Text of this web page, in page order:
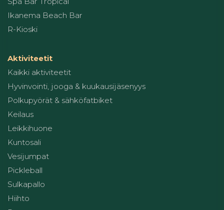
Ikanema Beach Bar
R-Kioski
Aktiviteetit
Kaikki aktiviteetit
Hyvinvointi, jooga & kuukausijäsenyys
Polkupyörät & sähköfatbiket
Keilaus
Leikkihuone
Kuntosali
Vesijumpat
Pickleball
Sulkapallo
Hiihto